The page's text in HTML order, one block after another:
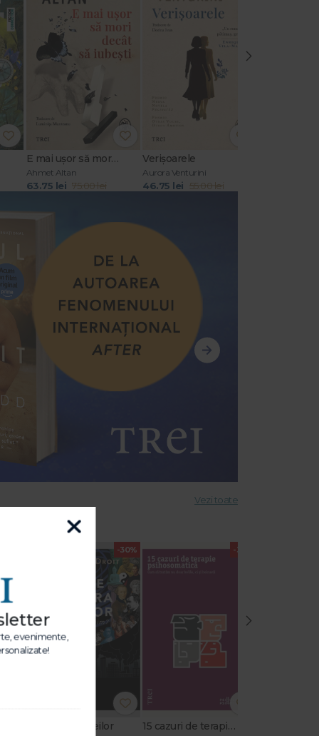
E mai ușor să mori decât să iubești (seria Cvartetul Otoman, vol.3)
Ahmet Altan
63.75 lei 75.00 lei
Verișoarele
Aurora Venturini
46.75 lei 55.00 lei
›
Vezi toate
-30%
Alice în țara ideilor
-30%
15 cazuri de terapie psihosomatică
›
evenimente,